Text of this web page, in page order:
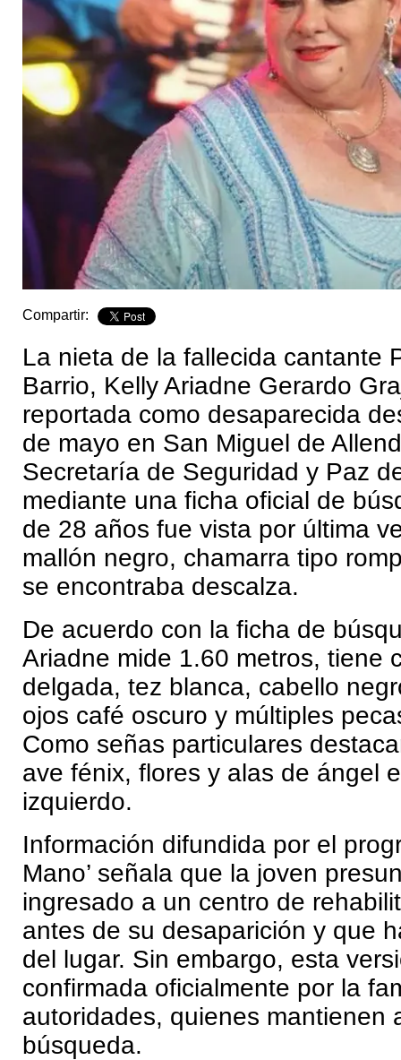
Compartir:
La nieta de la fallecida cantante
Barrio, Kelly Ariadne Gerardo
reportada como desaparecida
de mayo en San Miguel de
Secretaría de Seguridad y Paz
mediante una ficha oficial de
de 28 años fue vista por última
mallón negro, chamarra tipo
se encontraba descalza.
De acuerdo con la ficha de
Ariadne mide 1.60 metros, tiene
delgada, tez blanca, cabello
ojos café oscuro y múltiples
Como señas particulares
ave fénix, flores y alas de ángel
izquierdo.
Información difundida por el
Mano’ señala que la joven
ingresado a un centro de
antes de su desaparición y que
del lugar. Sin embargo, esta
confirmada oficialmente por la
autoridades, quienes mantienen
búsqueda.